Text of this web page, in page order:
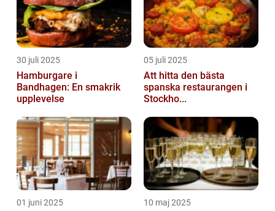
30 juli 2025
Hamburgare i
Bandhagen: En smakrik
upplevelse
05 juli 2025
Att hitta den bästa
spanska restaurangen i
Stockho...
01 juni 2025 10 maj 2025